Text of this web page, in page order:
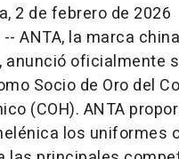
, 2 de febrero de 2026
ANTA, la marca
anunció oficialmente
Socio de Oro del
(COH). ANTA
los uniformes